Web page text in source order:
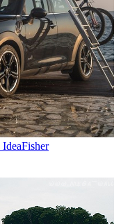
IdeaFisher